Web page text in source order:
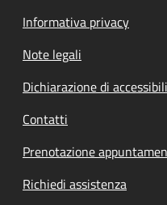
Informativa privacy
Note legali
Dichiarazione di
Contatti
Prenotazione
Richiedi assistenza